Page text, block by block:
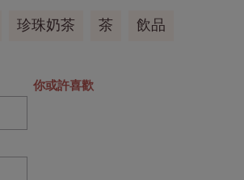
珍珠奶茶 茶 飲品
你或許喜歡